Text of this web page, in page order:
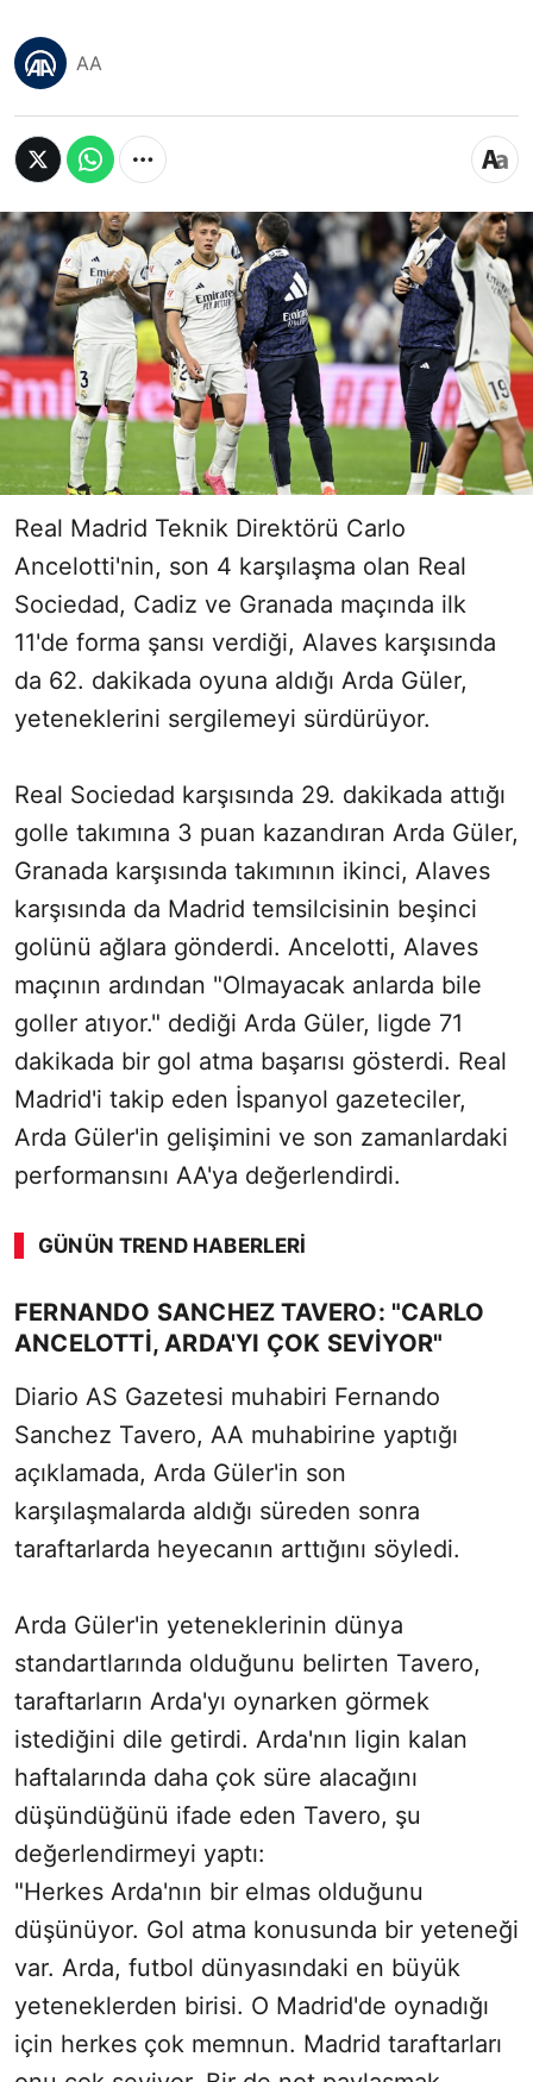
AA
Real Madrid Teknik Direktörü Carlo
Ancelotti'nin, son 4 karşılaşma olan Real
Sociedad, Cadiz ve Granada maçında ilk
11'de forma şansı verdiği, Alaves karşısında
da 62. dakikada oyuna aldığı Arda Güler,
yeteneklerini sergilemeyi sürdürüyor.
Real Sociedad karşısında 29. dakikada attığı
golle takımına 3 puan kazandıran Arda Güler,
Granada karşısında takımının ikinci, Alaves
karşısında da Madrid temsilcisinin beşinci
golünü ağlara gönderdi. Ancelotti, Alaves
maçının ardından "Olmayacak anlarda bile
goller atıyor." dediği Arda Güler, ligde 71
dakikada bir gol atma başarısı gösterdi. Real
Madrid'i takip eden İspanyol gazeteciler,
Arda Güler'in gelişimini ve son zamanlardaki
performansını AA'ya değerlendirdi.
GÜNÜN TREND HABERLERI
00:03 / 03:08
Sesi Aç
FERNANDO SANCHEZ TAVERO: "CARLO
ANCELOTTI, ARDA'YI ÇOK SEVIYOR"
Diario AS Gazetesi muhabiri Fernando
Sanchez Tavero, AA muhabirine yaptığı
açıklamada, Arda Güler'in son
karşılaşmalarda aldığı süreden sonra
taraftarlarda heyecanın arttığını söyledi.
Arda Güler'in yeteneklerinin dünya
standartlarında olduğunu belirten Tavero,
taraftarların Arda'yı oynarken görmek
istediğini dile getirdi. Arda'nın ligin kalan
haftalarında daha çok süre alacağını
düşündüğünü ifade eden Tavero, şu
değerlendirmeyi yaptı:
"Herkes Arda'nın bir elmas olduğunu
düşünüyor. Gol atma konusunda bir yeteneği
var. Arda, futbol dünyasındaki en büyük
yeteneklerden birisi. O Madrid'de oynadığı
için herkes çok memnun. Madrid taraftarları